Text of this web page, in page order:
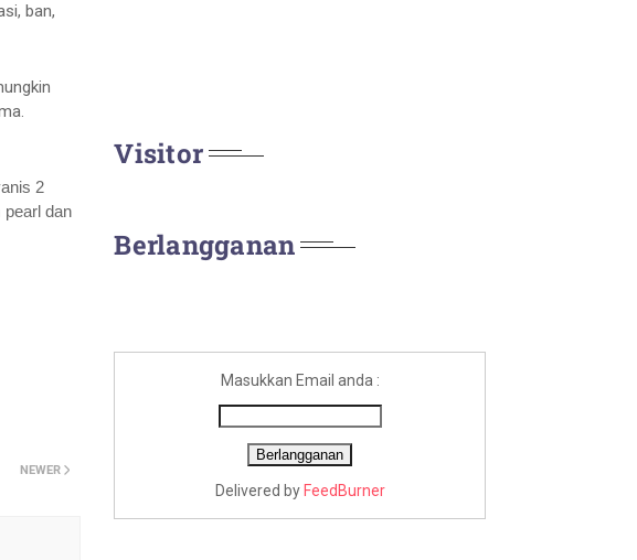
ban,
2
pearl dan
NEWER
Visitor
Berlangganan
Masukkan Email anda :
Delivered by FeedBurner